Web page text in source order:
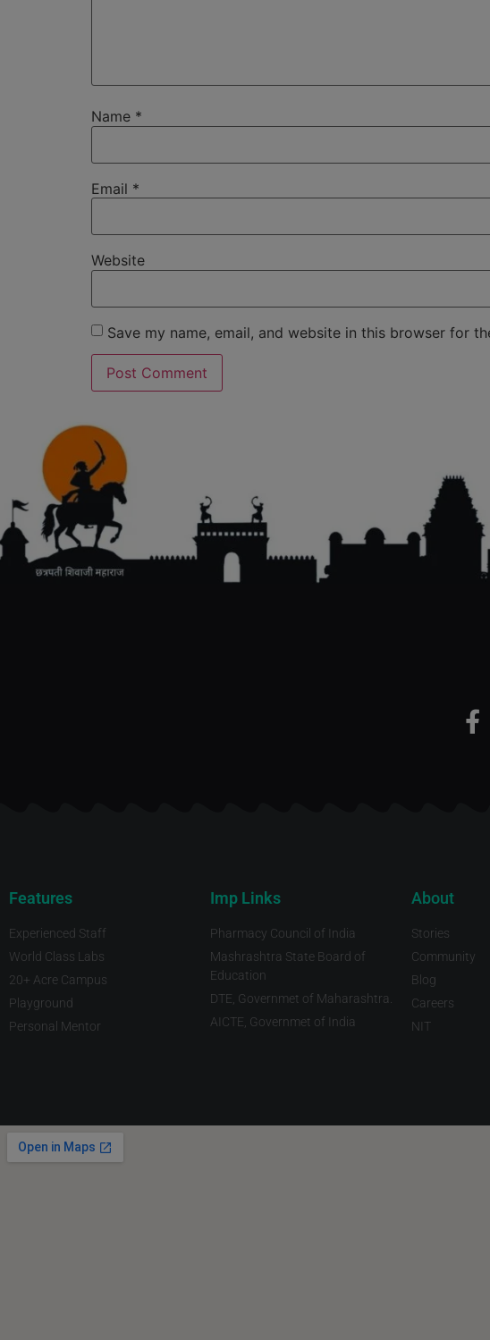
Name *
Email *
Website
Save my name, email, and website in this browser for
Features
Experienced Staff
World Class Labs
20+ Acre Campus
Playground
Personal Mentor
Imp Links
Pharmacy Council of India
Mashrashtra State Board of
Education
DTE, Governmet of Maharashtra.
AICTE, Governmet of India
About
Stories
Community
Blog
Careers
NIT